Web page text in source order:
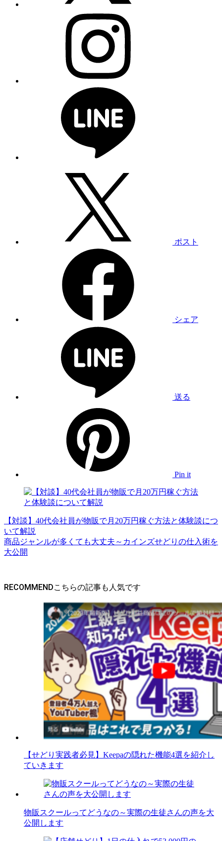
ポスト
シェア
送る
Pin it
【対談】40代会社員が物販で月20万円稼ぐ方法と体験談につ
いて解説
商品ジャンルが多くても大丈夫～カインズせどりの仕入術を
大公開
RECOMMEND
【せどり実践者必見】Keepaの隠れた機能4選を紹介し
ていきます
物販スクールってどうなの～実際の生徒さんの声を大
公開します